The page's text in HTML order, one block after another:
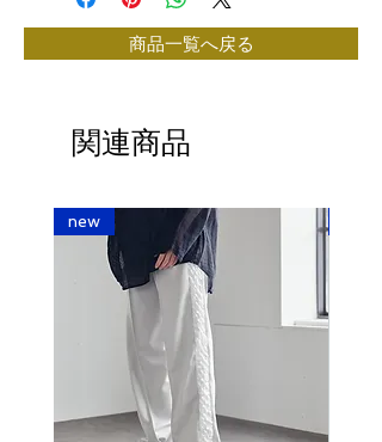
商品一覧へ戻る
関連商品
new